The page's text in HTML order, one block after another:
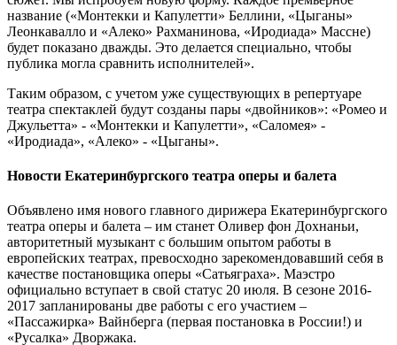
название («Монтекки и Капулетти» Беллини, «Цыганы»
Леонкавалло и «Алеко» Рахманинова, «Иродиада» Массне)
будет показано дважды. Это делается специально, чтобы
публика могла сравнить исполнителей».
Таким образом, с учетом уже существующих в репертуаре
театра спектаклей будут созданы пары «двойников»: «Ромео и
Джульетта» - «Монтекки и Капулетти», «Саломея» -
«Иродиада», «Алеко» - «Цыганы».
Новости Екатеринбургского театра оперы и балета
Объявлено имя нового главного дирижера Екатеринбургского
театра оперы и балета – им станет Оливер фон Дохнаньи,
авторитетный музыкант с большим опытом работы в
европейских театрах, превосходно зарекомендовавший себя в
качестве постановщика оперы «Сатьяграха». Маэстро
официально вступает в свой статус 20 июля. В сезоне 2016-
2017 запланированы две работы с его участием –
«Пассажирка» Вайнберга (первая постановка в России!) и
«Русалка» Дворжака.